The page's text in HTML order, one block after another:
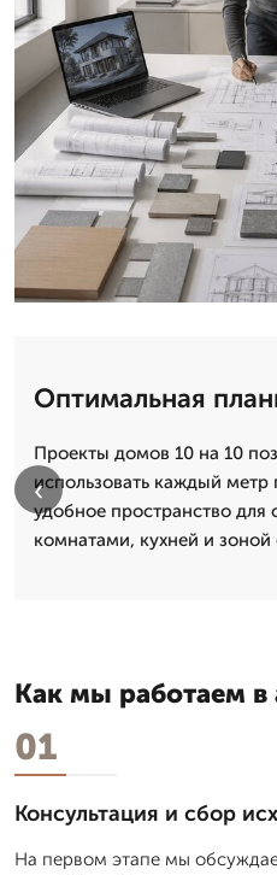
Оптимальная
Проекты домов 10 на 10
использовать каждый метр
удобное пространство для
комнатами, кухней и зоной
‹
Как мы работаем в
01
Консультация и сбор
На первом этапе мы